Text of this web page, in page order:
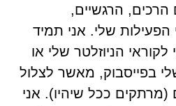
הרגשיים,
הפעילות שלי. אני תמיד
הניוזלטר שלי או
בפייסבוק, מאשר לצלול
(מרתקים ככל שיהיו). אני